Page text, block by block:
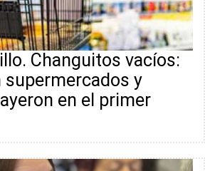
Changuitos vacíos:
supermercados y
en el primer